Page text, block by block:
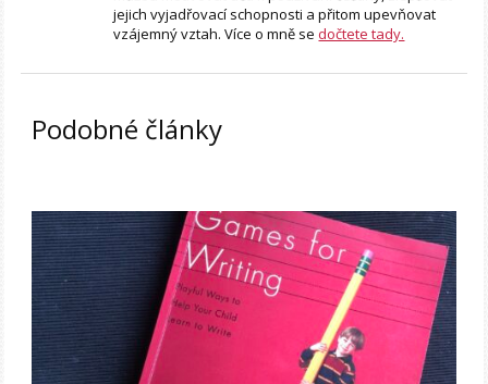
jejich vyjadřovací schopnosti a přitom upevňovat
vzájemný vztah. Více o mně sedočtete tady.
Podobné články